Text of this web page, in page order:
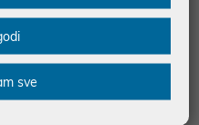
IZNAD 66,36€
sve